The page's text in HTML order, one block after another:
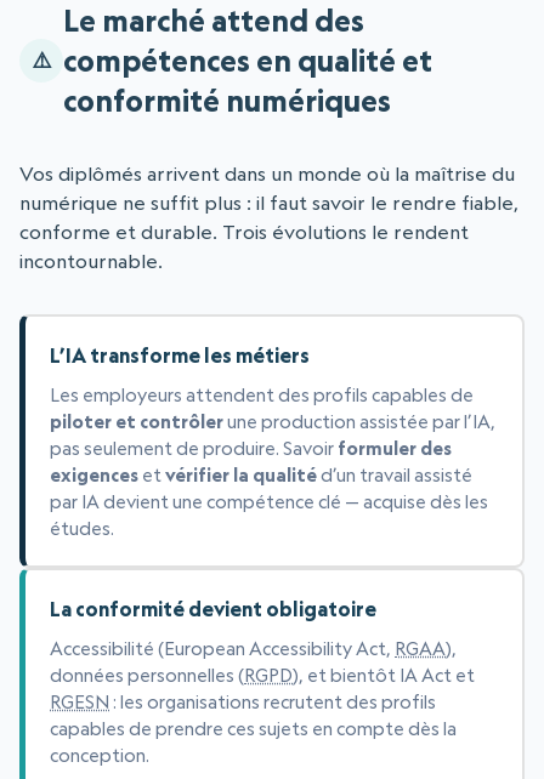
Le marché attend des
compétences en qualité et
conformité numériques
Vos diplômés arrivent dans un monde où la maîtrise du
numérique ne suffit plus : il faut savoir le rendre fiable,
conforme et durable. Trois évolutions le rendent
incontournable.
L’IA transforme les métiers
Les employeurs attendent des profils capables de
piloter et contrôlerune production assistée par l’IA,
pas seulement de produire. Savoir formuler des
exigences etvérifier la qualitéd’un travail assisté
par IA devient une compétence clé — acquise dès les
études.
La conformité devient obligatoire
Accessibilité (European Accessibility Act, RGAA),
données personnelles (RGPD), et bientôt IA Act et
RGESN : les organisations recrutent des profils
capables de prendre ces sujets en compte dès la
conception.